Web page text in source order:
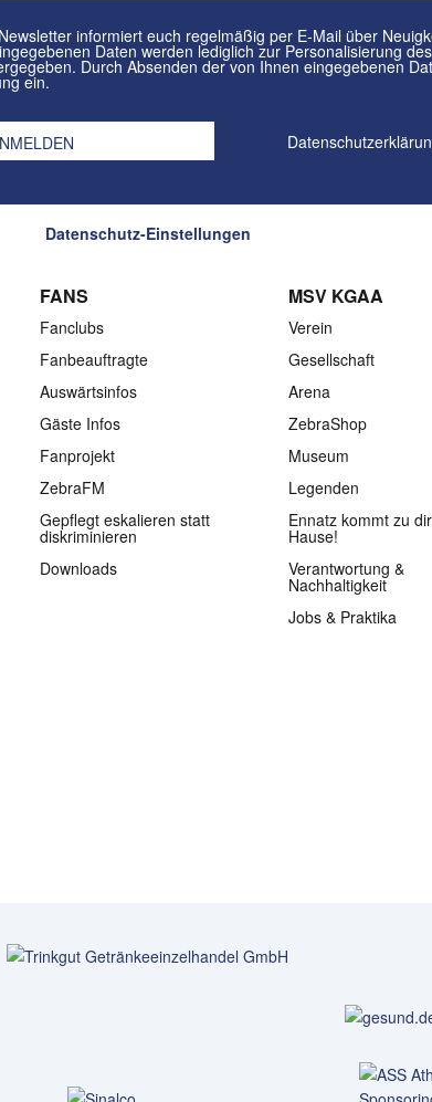
regelmäßig per E-Mail über Neuigkeiten rund um euren
lediglich zur Personalisierung des Newsletters verwendet und
Absenden der von Ihnen eingegebenen Daten willigt ihr in die
ein.
Datenschutz-Einstellungen
FANS
Fanclubs
Fanbeauftragte
Auswärtsinfos
Gäste Infos
Fanprojekt
ZebraFM
Gepflegt eskalieren statt
diskriminieren
Downloads
MSV KGAA
Verein
Gesellschaft
Arena
ZebraShop
Museum
Legenden
Ennatz kommt zu
Hause!
Verantwortung &
Nachhaltigkeit
Jobs & Praktika